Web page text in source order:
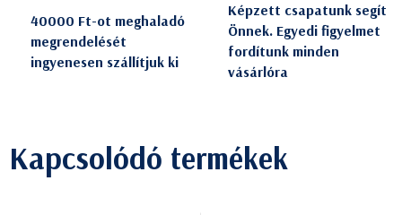
40000 Ft-ot meghaladó
megrendelését
ingyenesen szállítjuk ki
Képzett csapatunk segít
Önnek. Egyedi figyelmet
fordítunk minden
vásárlóra
Kapcsolódó termékek